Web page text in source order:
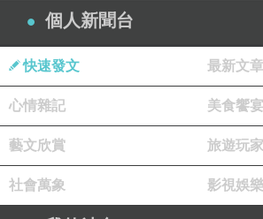
個人新聞台
快速發文 最新文章
心情雜記 美食饗宴
藝文欣賞 旅遊玩家
社會萬象 影視娛樂